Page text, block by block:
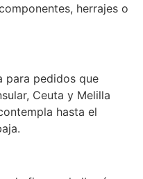
herrajes o
para pedidos que
Ceuta y Melilla
hasta el